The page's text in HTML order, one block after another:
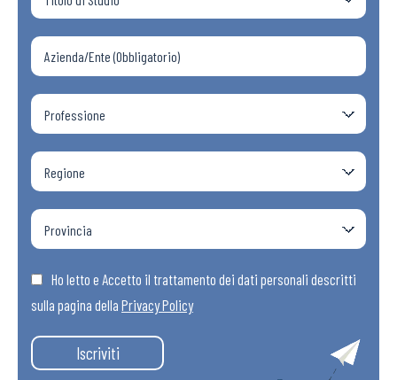
Ho letto e Accetto il trattamento dei dati personali descritti
sulla pagina della Privacy Policy
Iscriviti